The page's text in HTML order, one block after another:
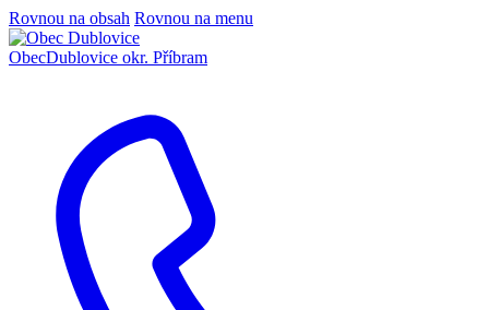
Rovnou na obsah Rovnou na menu
ObecDublovice okr. Příbram